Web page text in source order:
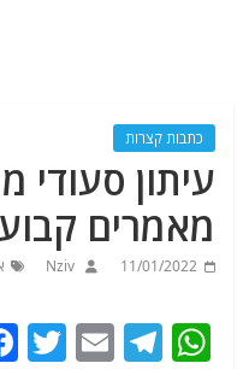
כתבות קצרות
עיתון סעודי
מאמרים קבוע
11/01/2022
Nziv
W
T
E
T